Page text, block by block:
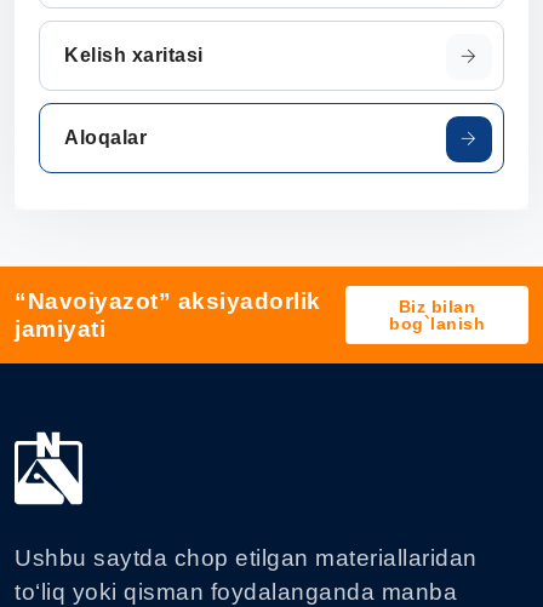
Kelish xaritasi
Aloqalar
“Navoiyazot” aksiyadorlik
jamiyati
Biz bilan
bog`lanish
Ushbu saytda chop etilgan materiallaridan
to‘liq yoki qisman foydalanganda manba